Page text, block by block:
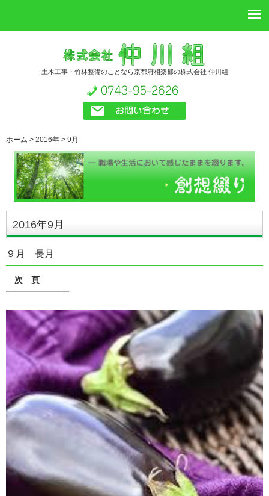
土木工事・竹林整備のことなら京都府相楽郡の株式会社 仲川組
ホーム > 2016年 > 9月
2016年9月
９月 長月
次 頁
———————–